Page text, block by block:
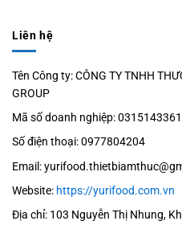
Liên hệ
Tên Công ty: CÔNG TY TNHH
GROUP
Mã số doanh nghiệp: 0315143361
Số điện thoại: 0977804204
Email:
Website: https://yurifood.com.vn
Địa chỉ: 103 Nguyễn Thị Nhung,